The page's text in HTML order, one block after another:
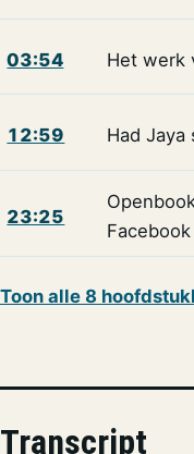
03:54 Het werk
12:59 Had Jaya
23:25
Facebook
Toon alle 8
Transcript